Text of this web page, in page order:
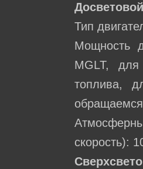
Тип
Мощность
MGLT,
топлива,
скорость):